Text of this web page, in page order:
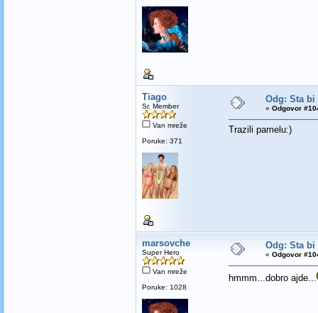
Tiago
Sr. Member
Van mreže
Poruke: 371
Odg: Sta
« Odgovor
Trazili pamelu:)
marsovche
Super Hero
Van mreže
Poruke: 1028
Odg: Sta
« Odgovor
hmmm...dobro ajde...